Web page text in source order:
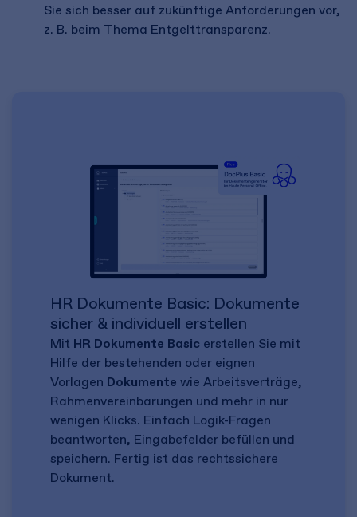
Sie sich besser auf zukünftige Anforderungen vor,
z. B. beim Thema Entgelttransparenz.
HR Dokumente Basic: Dokumente
sicher & individuell erstellen
Mit HR Dokumente Basic erstellen Sie mit
Hilfe der bestehenden oder eignen
Vorlagen Dokumente wie Arbeitsverträge,
Rahmenvereinbarungen und mehr in nur
wenigen Klicks. Einfach Logik-Fragen
beantworten, Eingabefelder befüllen und
speichern. Fertig ist das rechtssichere
Dokument.